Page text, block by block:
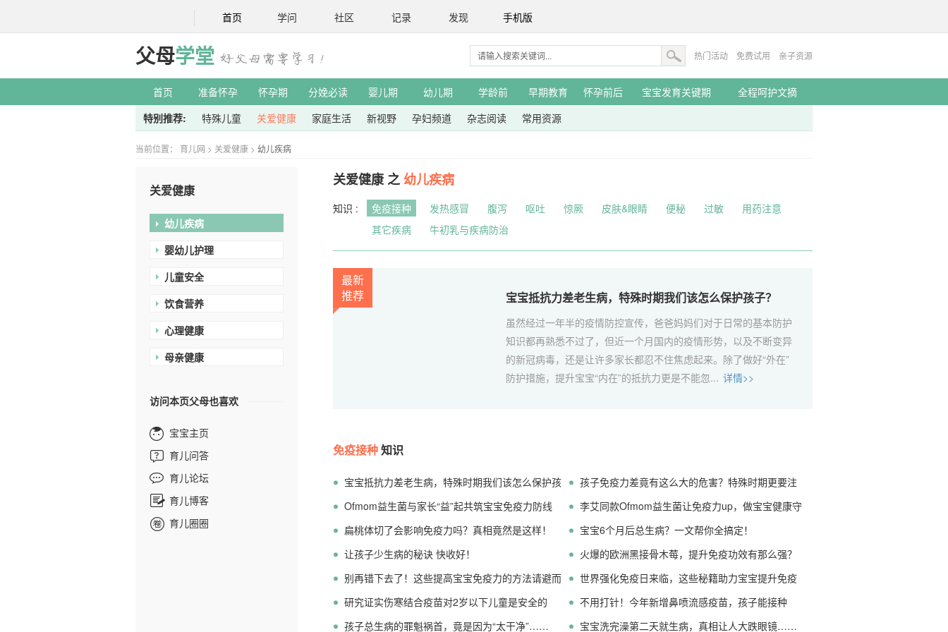
首页 学问 社区 记录 发现 手机版
父母学堂 热门活动 免费试用 亲子资源
首页 准备怀孕 怀孕期 分娩必读 婴儿期 幼儿期 学龄前 早期教育 怀孕前后 宝宝发育关键期
全程呵护文摘
特别推荐:
特殊儿童 关爱健康 家庭生活 新视野 孕妇频道 杂志阅读 常用资源
当前位置： 育儿网 > 关爱健康 > 幼儿疾病
关爱健康
幼儿疾病
婴幼儿护理
儿童安全
饮食营养
心理健康
母亲健康
访问本页父母也喜欢
宝宝主页
育儿问答
育儿论坛
育儿博客
育儿圈圈
关爱健康 之 幼儿疾病
知识 : 免疫接种 发热感冒 腹泻 呕吐 惊厥 皮肤&眼睛 便秘 过敏
用药注意
其它疾病
牛初乳与疾病防治
宝宝抵抗力差老生病，特殊时期我们该怎么保护孩子？
虽然经过一年半的疫情防控宣传，爸爸妈妈们对于日常的基本防护
知识都再熟悉不过了，但近一个月国内的疫情形势，以及不断变异
的新冠病毒，还是让许多家长都忍不住焦虑起来。除了做好“外在”
防护措施，提升宝宝“内在”的抵抗力更是不能忽... 详情>>
最新
推荐
免疫接种知识
宝宝抵抗力差老生病，特殊时期我们该怎么保护孩
子？
孩子免疫力差竟有这么大的危害？特殊时期更要注
意！
Ofmom益生菌与家长“益”起共筑宝宝免疫力防线
李艾同款Ofmom益生菌让免疫力up，做宝宝健康守
护者
扁桃体切了会影响免疫力吗？真相竟然是这样！
宝宝6个月后总生病？一文帮你全搞定！
让孩子少生病的秘诀 快收好！
火爆的欧洲黑接骨木莓，提升免疫功效有那么强？
别再错下去了！这些提高宝宝免疫力的方法请避而
远之
世界强化免疫日来临，这些秘籍助力宝宝提升免疫
力！
研究证实伤寒结合疫苗对2岁以下儿童是安全的
不用打针！今年新增鼻喷流感疫苗，孩子能接种
吗？
孩子总生病的罪魁祸首，竟是因为“太干净”…… 宝宝洗完澡第二天就生病，真相让人大跌眼镜……